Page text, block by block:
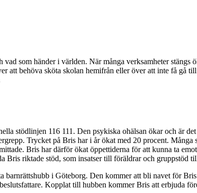
som händer i världen. När många verksamheter stängs
att behöva sköta skolan hemifrån eller över att inte få gå
stödlinjen 116 111. Den psykiska ohälsan ökar och är
Trycket på Bris har i år ökat med 20 procent.
Bris har därför ökat öppettiderna för att kunna ta
Bris riktade stöd, som insatser till föräldrar och gruppstöd
i Göteborg. Den kommer att bli navet för
Kopplat till hubben kommer Bris att erbjuda